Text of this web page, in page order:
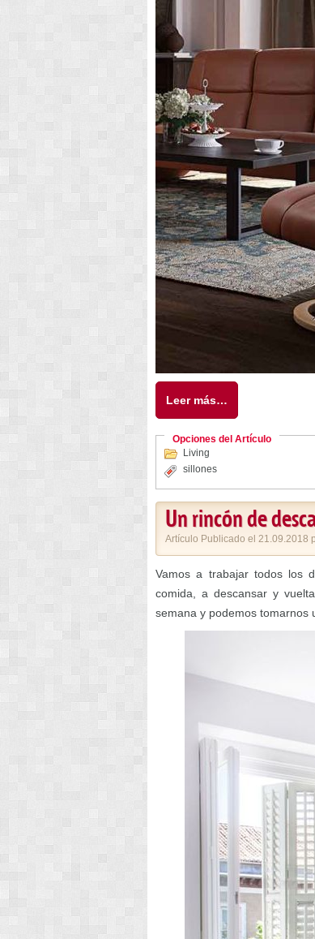
Leer más…
Opciones del Artículo
Living
sillones
Un rincón de
Artículo Publicado el 21.09.2018
Vamos a trabajar todos los
comida, a descansar y
semana y podemos tomarnos